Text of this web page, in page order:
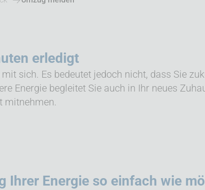
erledigt
sich. Es bedeutet jedoch nicht, dass Sie
Energie begleitet Sie auch in Ihr neues
mitnehmen.
Ihrer Energie so einfach wie